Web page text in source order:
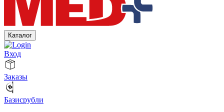
Каталог
Вход
Заказы
Базисрубли